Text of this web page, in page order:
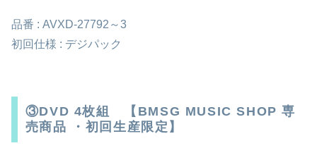
品番 : AVXD-27792～3
初回仕様 : デジパック
③DVD 4枚組 【BMSG MUSIC SHOP 専
売商品 ・初回生産限定】